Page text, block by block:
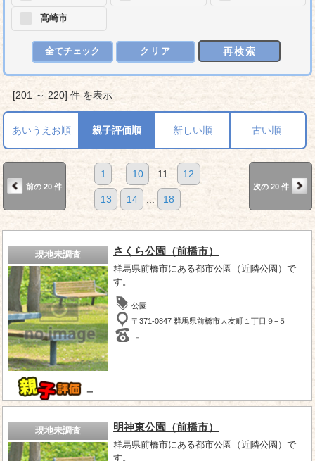
高崎市
全てチェック クリア 再検索
[201 ～ 220] 件 を表示
あいうえお順 親子評価順 新しい順 古い順
前の 20 件
1 10 11 12
13 14 18
次の 20 件
現地未調査
－
さくら公園（前橋市）
群馬県前橋市にある都市公園（近隣公園）で
す。
公園
〒371-0847 群馬県前橋市大友町１丁目９−５
－
現地未調査 明神東公園（前橋市）
群馬県前橋市にある都市公園（近隣公園）で
す。